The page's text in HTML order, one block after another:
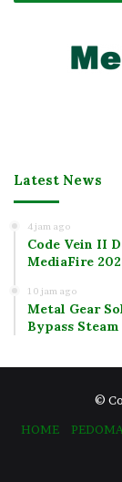
Latest News
4 jam ago
Code Vein II
MediaFire
10 jam ago
Metal Gear
Bypass
©
HOME